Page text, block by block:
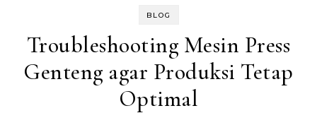
BLOG
Troubleshooting Mesin Press
Genteng agar Produksi Tetap
Optimal